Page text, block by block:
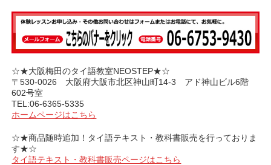
☆★大阪梅田のタイ語教室NEOSTEP★☆
〒530-0026 大阪府大阪市北区神山町14-3 アド神山ビル6階
602号室
TEL:06-6365-5335
ホームページはこちら
☆★商品随時追加！タイ語テキスト・教科書販売を行っておりま
す★☆
タイ語テキスト・教科書販売ページはこちら